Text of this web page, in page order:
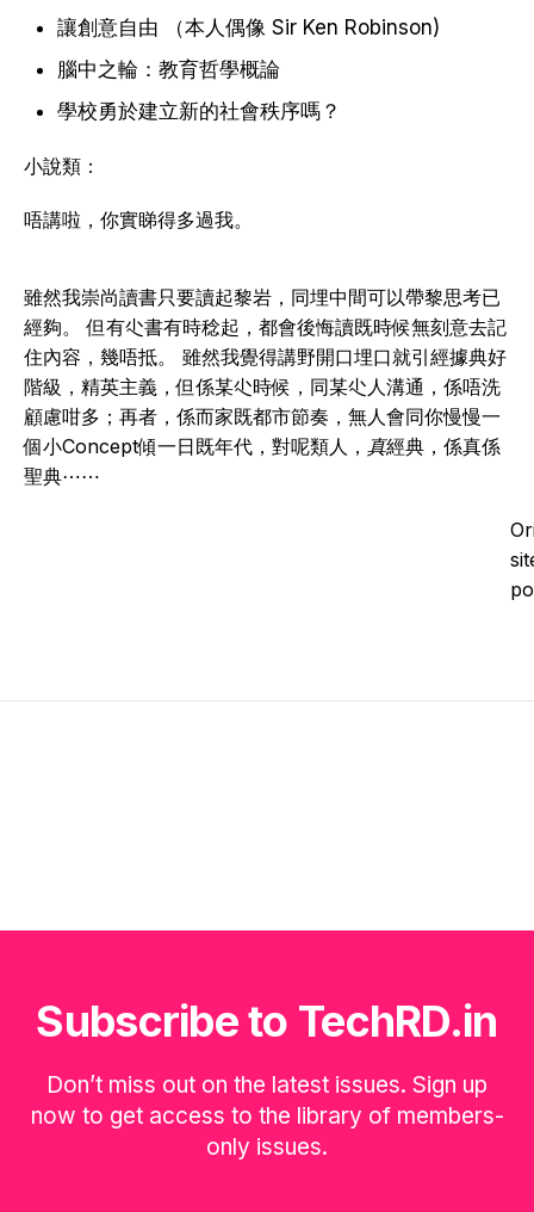
讓創意自由 （本人偶像 Sir Ken Robinson)
腦中之輪：教育哲學概論
學校勇於建立新的社會秩序嗎？
小說類：
唔講啦，你實睇得多過我。
雖然我崇尚讀書只要讀起黎岩，同埋中間可以帶黎思考已
經夠。 但有尐書有時稔起，都會後悔讀既時候無刻意去記
住內容，幾唔抵。 雖然我覺得講野開口埋口就引經據典好
階級，精英主義，但係某尐時候，同某尐人溝通，係唔洗
顧慮咁多；再者，係而家既都市節奏，無人會同你慢慢一
個小Concept傾一日既年代，對呢類人， 真經典，係真係
聖典⋯⋯
Subscribe to TechRD.in
Don’t miss out on the latest issues. Sign up
now to get access to the library of members-
only issues.